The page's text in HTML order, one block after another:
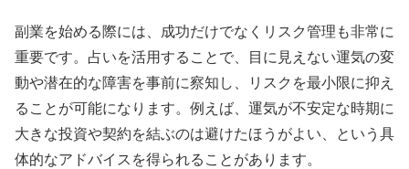
副業を始める際には、成功だけでなくリスク管理も非常に
重要です。占いを活用することで、目に見えない運気の変
動や潜在的な障害を事前に察知し、リスクを最小限に抑え
ることが可能になります。例えば、運気が不安定な時期に
大きな投資や契約を結ぶのは避けたほうがよい、という具
体的なアドバイスを得られることがあります。